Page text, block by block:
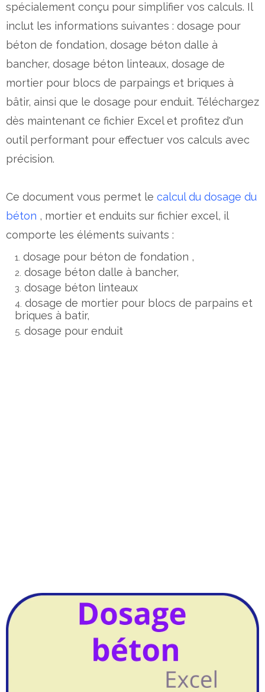
spécialement conçu pour simplifier vos calculs. Il
inclut les informations suivantes : dosage pour
béton de fondation, dosage béton dalle à
bancher, dosage béton linteaux, dosage de
mortier pour blocs de parpaings et briques à
bâtir, ainsi que le dosage pour enduit. Téléchargez
dès maintenant ce fichier Excel et profitez d'un
outil performant pour effectuer vos calculs avec
précision.
Ce document vous permet le calcul du dosage du
béton , mortier et enduits sur fichier excel, il
comporte les éléments suivants :
dosage pour béton de fondation ,
dosage béton dalle à bancher,
dosage béton linteaux
dosage de mortier pour blocs de parpains et
briques à batir,
dosage pour enduit